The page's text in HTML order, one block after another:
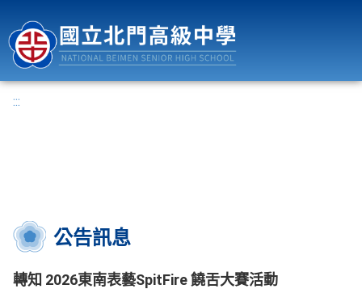
:::
公告訊息
轉知 2026東南表藝SpitFire 饒舌大賽活動